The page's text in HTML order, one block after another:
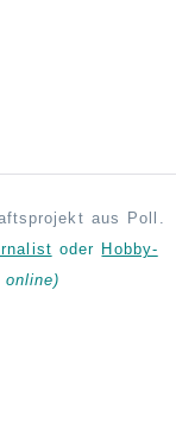
aus Poll.
oder Hobby-